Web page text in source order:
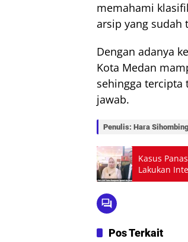
memahami
arsip yang sudah
Dengan adanya
Kota Medan
sehingga tercipta
jawab.
Penulis: Hara Sihombing
Kasus
Lakukan
Pos Terkait